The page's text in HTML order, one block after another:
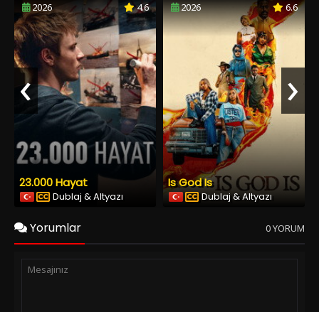
2026 4.6
23.000 Hayat
Dublaj & Altyazı
2026 6.6
Is God Is
Dublaj & Altyazı
‹ ›
Yorumlar 0 YORUM